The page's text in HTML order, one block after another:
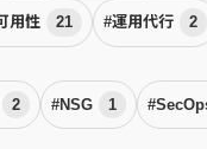
用性 21 #運用代行 2
2 #NSG 1